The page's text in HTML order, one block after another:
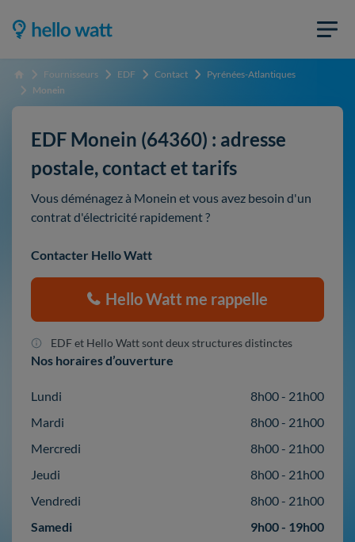
Accueil Fournisseurs EDF Contact
Pyrénées-Atlantiques
Monein
EDF Monein (64360) : adresse
postale, contact et tarifs
Vous déménagez à Monein et vous avez besoin d'un
contrat d'électricité rapidement ?
Contacter Hello Watt
Hello Watt me rappelle
EDF et Hello Watt sont deux structures distinctes
Nos horaires d’ouverture
Lundi
8h00 - 21h00
Mardi
8h00 - 21h00
Mercredi
8h00 - 21h00
Jeudi
8h00 - 21h00
Vendredi
8h00 - 21h00
Samedi
9h00 - 19h00